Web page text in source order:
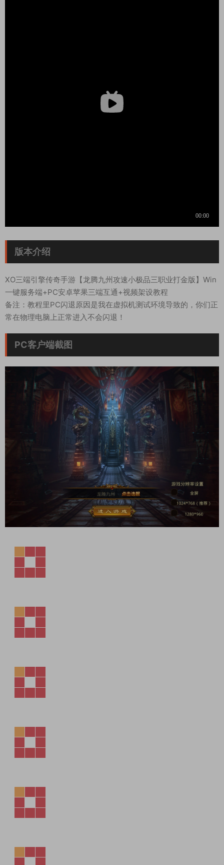
版本介绍
XO三端引擎传奇手游【龙腾九州攻速小极品三职业打金版】Win
一键服务端+PC安卓苹果三端互通+视频架设教程
备注：教程里PC闪退原因是我在虚拟机测试环境导致的，你们正
常在物理电脑上正常进入不会闪退！
PC客户端截图